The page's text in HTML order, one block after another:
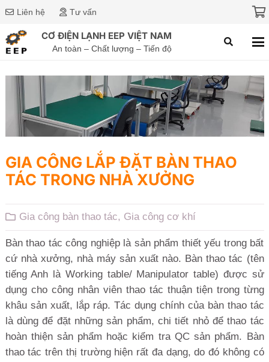
Liên hệ Tư vấn
CƠ ĐIỆN LẠNH EEP VIỆT NAM
An toàn – Chất lượng – Tiến độ
GIA CÔNG LẮP ĐẶT BÀN THAO
TÁC TRONG NHÀ XƯỞNG
Gia công bàn thao tác, Gia công cơ khí
Bàn thao tác công nghiệp là sản phẩm thiết yếu trong bất
cứ nhà xưởng, nhà máy sản xuất nào. Bàn thao tác (tên
tiếng Anh là Working table/ Manipulator table) được sử
dụng cho công nhân viên thao tác thuận tiện trong từng
khâu sản xuất, lắp ráp. Tác dụng chính của bàn thao tác
là dùng để đặt những sản phẩm, chi tiết nhỏ để thao tác
hoàn thiện sản phẩm hoặc kiểm tra QC sản phẩm. Bàn
thao tác trên thị trường hiện rất đa dạng, do đó không có